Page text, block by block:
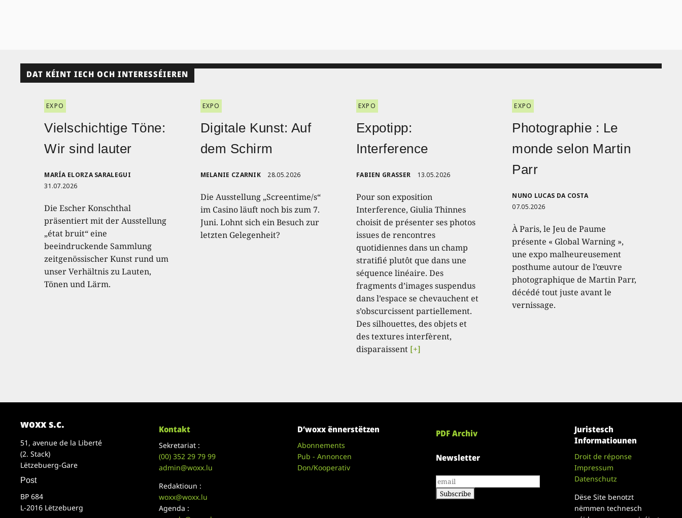
DAT KÉINT IECH OCH INTERESSÉIEREN
EXPO
Vielschichtige Töne:
Wir sind lauter
MARÍA ELORZA SARALEGUI
31.07.2026
Die Escher Konschthal
präsentiert mit der Ausstellung
„état bruit“ eine
beeindruckende Sammlung
zeitgenössischer Kunst rund um
unser Verhältnis zu Lauten,
Tönen und Lärm.
EXPO
Digitale Kunst: Auf
dem Schirm
MELANIE CZARNIK 28.05.2026
Die Ausstellung „Screentime/s“
im Casino läuft noch bis zum 7.
Juni. Lohnt sich ein Besuch zur
letzten Gelegenheit?
EXPO
Expotipp:
Interference
FABIEN GRASSER 13.05.2026
Pour son exposition
Interference, Giulia Thinnes
choisit de présenter ses photos
issues de rencontres
quotidiennes dans un champ
stratifié plutôt que dans une
séquence linéaire. Des
fragments d’images suspendus
dans l’espace se chevauchent et
s’obscurcissent partiellement.
Des silhouettes, des objets et
des textures interfèrent,
disparaissent [+]
EXPO
Photographie : Le
monde selon Martin
Parr
NUNO LUCAS DA COSTA
07.05.2026
À Paris, le Jeu de Paume
présente « Global Warning »,
une expo malheureusement
posthume autour de l’œuvre
photographique de Martin Parr,
décédé tout juste avant le
vernissage.
woxx s.c.
51, avenue de la Liberté
(2. Stack)
Lëtzebuerg-Gare
Post
BP 684
L-2016 Lëtzebuerg
Kontakt
Sekretariat :
(00)352 29 79 99
admin@woxx.lu
Redaktioun :
woxx@woxx.lu
Agenda :
D’woxx ënnerstëtzen
Abonnements
Pub - Annoncen
Don/Kooperativ
PDF Archiv
Newsletter
Juristesch
Informatiounen
Droit de réponse
Impressum
Datenschutz
Dëse Site benotzt
nëmmen technesch